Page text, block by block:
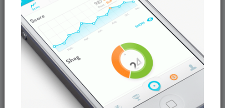
از تخفیف‌ها و جدیدترین‌های فروشگاه ما باخبر شوید:
ثبت‌نام
ما را در شبکه‌های اجتماعی دنبال کنید: